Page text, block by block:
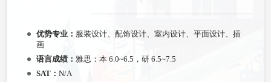
优势专业： 服装设计、配饰设计、室内设计、平面设计、插
画
语言成绩： 雅思：本 6.0~6.5，研 6.5~7.5
SAT： N/A